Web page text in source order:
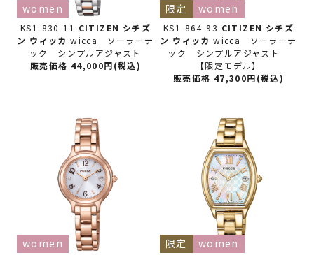
KS1-830-11 CITIZEN シチズ
ン ウィッカwicca ソーラーテ
ック シンプルアジャスト
women
販売価格 44,000円(税込)
KS1-864-93 CITIZEN シチズ
ン ウィッカwicca ソーラーテ
ック シンプルアジャスト
【限定モデル】
限定 women
販売価格 47,300円(税込)
women 限定 women